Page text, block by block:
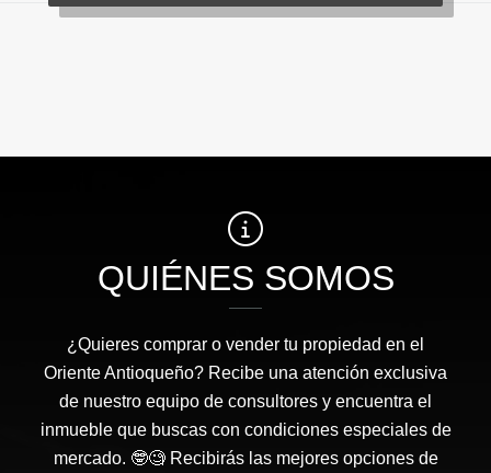
QUIÉNES SOMOS
¿Quieres comprar o vender tu propiedad en el
Oriente Antioqueño? Recibe una atención exclusiva
de nuestro equipo de consultores y encuentra el
inmueble que buscas con condiciones especiales de
mercado. 🤓🧐 Recibirás las mejores opciones de